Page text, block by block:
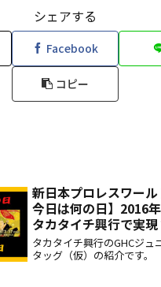
シェアする
Facebook
コピー
新日本プロレスワー
今日は何の日】2016
タカタイチ興行で実
ヘビータッグ級選手
タカタイチ興行のGHCジュ
タッグ（仮）の紹介です。